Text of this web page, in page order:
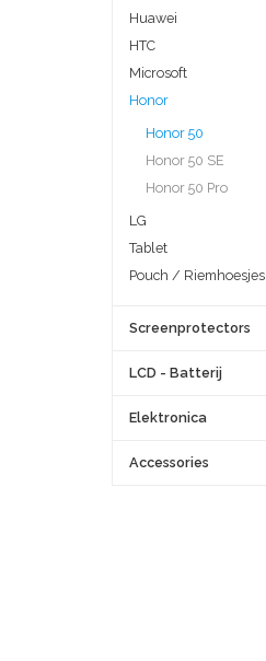
Huawei
HTC
Microsoft
Honor
Honor 50
Honor 50 SE
Honor 50 Pro
LG
Tablet
Pouch / Riemhoesjes
Screenprotectors
LCD - Batterij
Elektronica
Accessories